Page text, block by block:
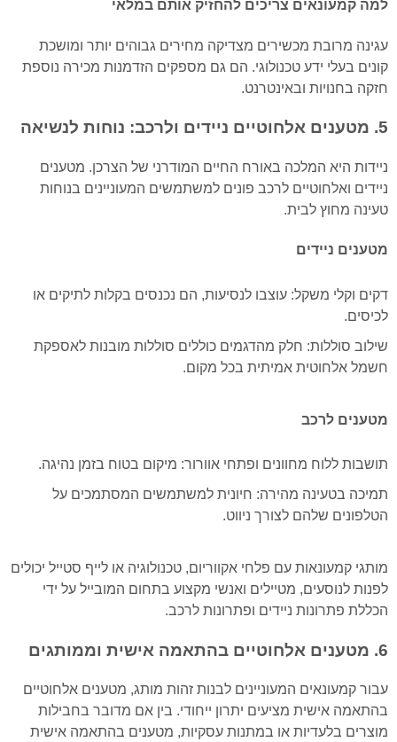
למה קמעונאים צריכים להחזיק אותם במלאי
עגינה מרובת מכשירים מצדיקה מחירים גבוהים יותר ומושכת
קונים בעלי ידע טכנולוגי. הם גם מספקים הזדמנות מכירה נוספת
חזקה בחנויות ובאינטרנט.
ניידות היא המלכה באורח החיים המודרני של הצרכן. מטענים
ניידים ואלחוטיים לרכב פונים למשתמשים המעוניינים בנוחות
טעינה מחוץ לבית.
מטענים ניידים
דקים וקלי משקל: עוצבו לנסיעות, הם נכנסים בקלות לתיקים או
לכיסים.
שילוב סוללות: חלק מהדגמים כוללים סוללות מובנות לאספקת
חשמל אלחוטית אמיתית בכל מקום.
מטענים לרכב
תושבות ללוח מחוונים ופתחי אוורור: מיקום בטוח בזמן נהיגה.
תמיכה בטעינה מהירה: חיונית למשתמשים המסתמכים על
הטלפונים שלהם לצורך ניווט.
מותגי קמעונאות עם פלחי אקווריום, טכנולוגיה או לייף סטייל יכולים
לפנות לנוסעים, מטיילים ואנשי מקצוע בתחום המובייל על ידי
הכללת פתרונות ניידים ופתרונות לרכב.
עבור קמעונאים המעוניינים לבנות זהות מותג, מטענים אלחוטיים
בהתאמה אישית מציעים יתרון ייחודי. בין אם מדובר בחבילות
מוצרים בלעדיות או במתנות עסקיות, מטענים בהתאמה אישית